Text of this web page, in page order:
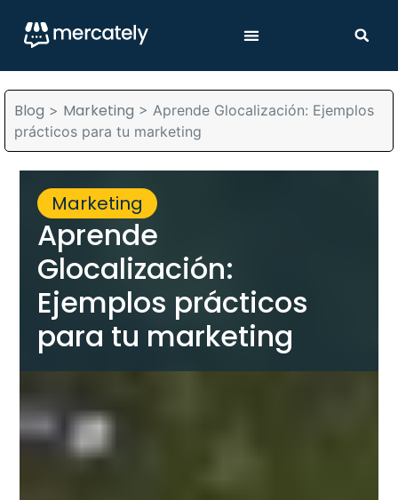
Blog > Marketing > Aprende Glocalización: Ejemplos
prácticos para tu marketing
Marketing
Aprende
Glocalización:
Ejemplos prácticos
para tu marketing